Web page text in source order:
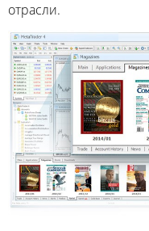
отрасли.